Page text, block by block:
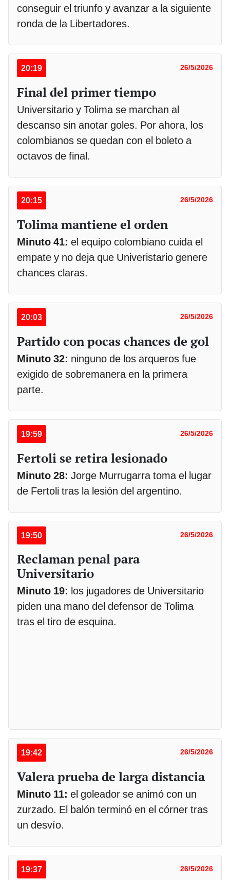
conseguir el triunfo y avanzar a la siguiente
ronda de la Libertadores.
20:19 26/5/2026
Final del primer tiempo
Universitario y Tolima se marchan al
descanso sin anotar goles. Por ahora, los
colombianos se quedan con el boleto a
octavos de final.
20:15 26/5/2026
Tolima mantiene el orden
Minuto 41: el equipo colombiano cuida el
empate y no deja que Univeristario genere
chances claras.
20:03 26/5/2026
Partido con pocas chances de gol
Minuto 32: ninguno de los arqueros fue
exigido de sobremanera en la primera
parte.
19:59 26/5/2026
Fertoli se retira lesionado
Minuto 28: Jorge Murrugarra toma el lugar
de Fertoli tras la lesión del argentino.
19:50 26/5/2026
Reclaman penal para
Universitario
Minuto 19: los jugadores de Universitario
piden una mano del defensor de Tolima
tras el tiro de esquina.
19:42 26/5/2026
Valera prueba de larga distancia
Minuto 11: el goleador se animó con un
zurzado. El balón terminó en el córner tras
un desvío.
19:37 26/5/2026